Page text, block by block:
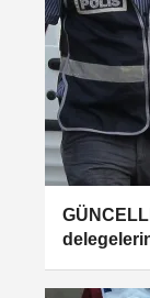
tutuklandı